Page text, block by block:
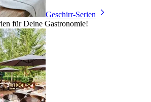
Geschirr-Serien
für Deine Gastronomie!